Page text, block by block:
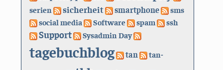
serien sicherheit smartphone
sms
social media
Software spam ssh
Support Sysadmin Day
tagebuchblog tan
tan-